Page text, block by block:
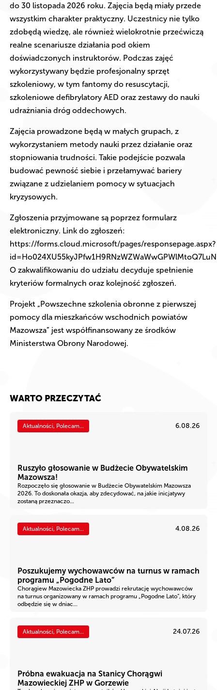
do 30 listopada 2026 roku. Zajęcia będą miały przede
wszystkim charakter praktyczny. Uczestnicy nie tylko
zdobędą wiedzę, ale również wielokrotnie przećwiczą
realne scenariusze działania pod okiem
doświadczonych instruktorów. Podczas zajęć
wykorzystywany będzie profesjonalny sprzęt
szkoleniowy, w tym fantomy do resuscytacji,
szkoleniowe defibrylatory AED oraz zestawy do nauki
udrażniania dróg oddechowych.
Zajęcia prowadzone będą w małych grupach, z
wykorzystaniem metody nauki przez działanie oraz
stopniowania trudności. Takie podejście pozwala
budować pewność siebie i przełamywać bariery
związane z udzielaniem pomocy w sytuacjach
kryzysowych.
Zgłoszenia przyjmowane są poprzez formularz
elektroniczny. Link do zgłoszeń:
https://forms.cloud.microsoft/pages/responsepage.aspx?
O zakwalifikowaniu do udziału decyduje spełnienie
kryteriów formalnych oraz kolejność zgłoszeń.
Projekt „Powszechne szkolenia obronne z pierwszej
pomocy dla mieszkańców wschodnich powiatów
Mazowsza” jest współfinansowany ze środków
Ministerstwa Obrony Narodowej.
WARTO PRZECZYTAĆ
Aktualności, Polecam... 6.08.26
Ruszyło głosowanie w Budżecie Obywatelskim
Mazowsza!
Rozpoczęło się głosowanie w Budżecie Obywatelskim Mazowsza
2026. To doskonała okazja, aby zdecydować, na jakie inicjatywy
zostaną przeznaczo...
Aktualności, Polecam... 4.08.26
Poszukujemy wychowawców na turnus w ramach
programu „Pogodne Lato”
Chorągiew Mazowiecka ZHP prowadzi rekrutację wychowawców
na turnus organizowany w ramach programu „Pogodne Lato”, który
odbędzie się w dniac...
Aktualności, Polecam... 24.07.26
Próbna ewakuacja na Stanicy Chorągwi
Mazowieckiej ZHP w Gorzewie